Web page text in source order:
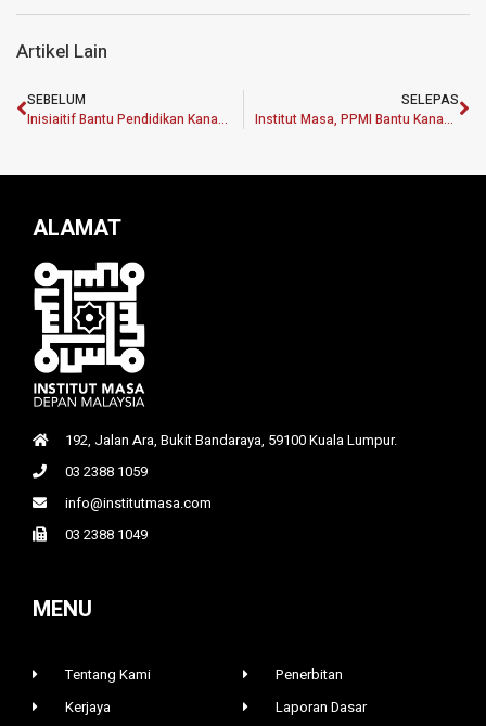
Artikel Lain
SEBELUM
Inisiaitif Bantu Pendidikan Kanak-Kanak Etnik Palauh
SELEPAS
Institut Masa, PPMI Bantu Kanak-Kanak Palauh Terima Pendidikan
ALAMAT
192, Jalan Ara, Bukit Bandaraya, 59100 Kuala Lumpur.
03 2388 1059
info@institutmasa.com
03 2388 1049
MENU
Tentang Kami
Kerjaya
Penerbitan
Laporan Dasar